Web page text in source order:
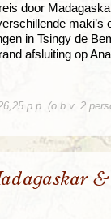
door
maki’s
in Tsingy de
afsluiting op
p.p. (o.b.v. 2